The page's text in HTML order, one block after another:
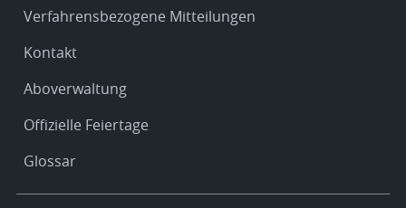
Verfahrensbezogene Mitteilungen
Kontakt
Aboverwaltung
Offizielle Feiertage
Glossar